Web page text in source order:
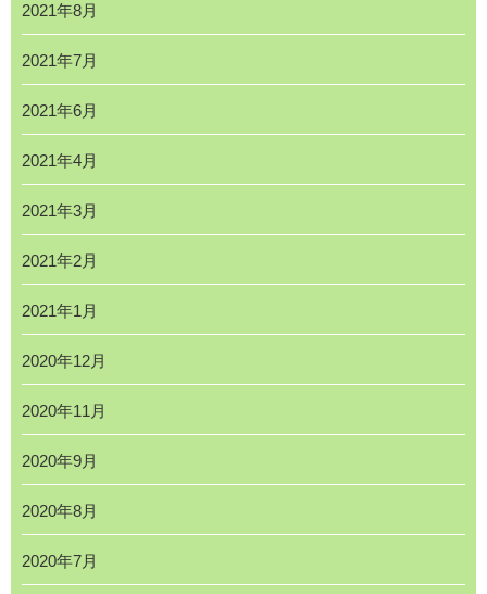
2021年8月
2021年7月
2021年6月
2021年4月
2021年3月
2021年2月
2021年1月
2020年12月
2020年11月
2020年9月
2020年8月
2020年7月